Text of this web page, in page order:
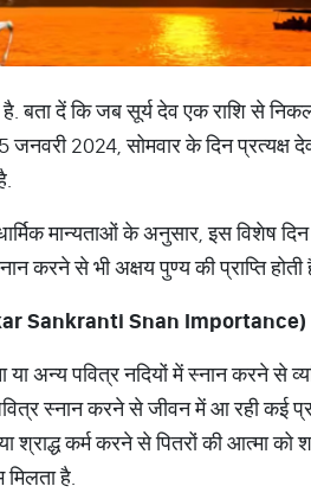
है. बता दें कि जब सूर्य देव एक राशि से
2024, सोमवार के दिन प्रत्यक्ष
मान्यताओं के अनुसार, इस विशेष
करने से भी अक्षय पुण्य की प्राप्ति होती
Sankranti Snan Importance)
या अन्य पवित्र नदियों में स्नान करने से
स्नान करने से जीवन में आ रही कई
श्राद्ध कर्म करने से पितरों की आत्मा को
है.